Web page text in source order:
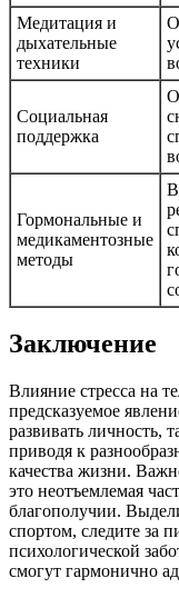
Медитация и
дыхательные
техники
Социальная
поддержка
Гормональные и
медикаментозные
методы
В
Заключение
Влияние стресса на
предсказуемое
развивать личность,
приводя к
качества жизни.
это неотъемлемая
благополучии.
спортом, следите за
психологической
смогут гармонично